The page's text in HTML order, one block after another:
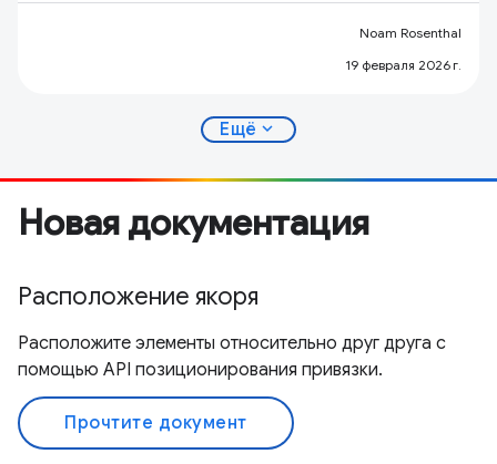
Noam Rosenthal
19 февраля 2026 г.
Ещё expand_more
Новая документация
Расположение якоря
Расположите элементы относительно друг друга с
помощью API позиционирования привязки.
Прочтите документ